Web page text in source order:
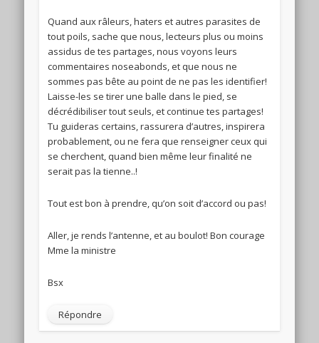
Quand aux râleurs, haters et autres parasites de
tout poils, sache que nous, lecteurs plus ou moins
assidus de tes partages, nous voyons leurs
commentaires noseabonds, et que nous ne
sommes pas bête au point de ne pas les identifier!
Laisse-les se tirer une balle dans le pied, se
décrédibiliser tout seuls, et continue tes partages!
Tu guideras certains, rassurera d’autres, inspirera
probablement, ou ne fera que renseigner ceux qui
se cherchent, quand bien même leur finalité ne
serait pas la tienne..!
Tout est bon à prendre, qu’on soit d’accord ou pas!
Aller, je rends l’antenne, et au boulot! Bon courage
Mme la ministre
Bsx
Répondre